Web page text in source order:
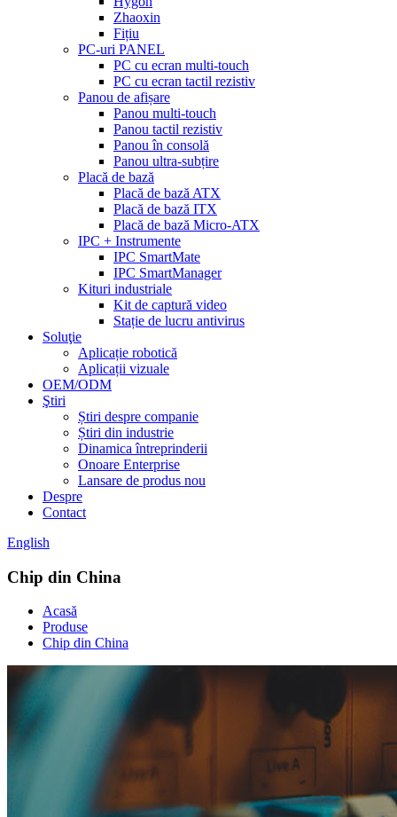
Zhaoxin
Fițiu
PC-uri PANEL
PC cu ecran multi-touch
PC cu ecran tactil rezistiv
Panou de afișare
Panou multi-touch
Panou tactil rezistiv
Panou în consolă
Panou ultra-subțire
Placă de bază
Placă de bază ATX
Placă de bază ITX
Placă de bază Micro-ATX
IPC + Instrumente
IPC SmartMate
IPC SmartManager
Kituri industriale
Kit de captură video
Stație de lucru antivirus
Soluţie
Aplicație robotică
Aplicații vizuale
OEM/ODM
Ştiri
Știri despre companie
Știri din industrie
Dinamica întreprinderii
Onoare Enterprise
Lansare de produs nou
Despre
Contact
English
Chip din China
Acasă
Produse
Chip din China